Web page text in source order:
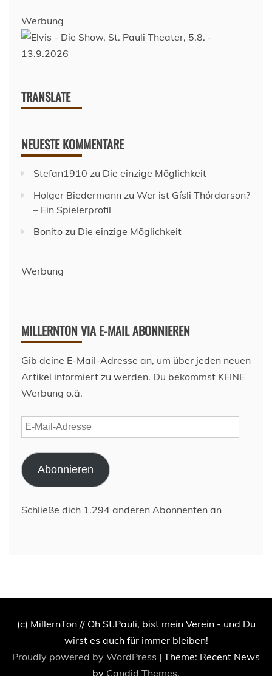
Werbung
TRANSLATE
NEUESTE KOMMENTARE
Stefan1910 zu Die einzige Möglichkeit
Holger Biedermann zu Wer ist Gísli Thórdarson?
– Ein Spielerprofil
Bonito zu Die einzige Möglichkeit
Werbung
MILLERNTON VIA E-MAIL ABONNIEREN
Gib deine E-Mail-Adresse an, um über jeden neuen
Artikel informiert zu werden. Du bekommst KEINE
Werbung o.ä.
E-
Mail-
Adresse
Abonnieren
Schließe dich 1.294 anderen Abonnenten an
(c) MillernTon // Oh St.Pauli, bist mein Verein - und Du
wirst es auch für immer bleiben!
Proudly powered by WordPress | Theme: Recent News
by Candid Themes.